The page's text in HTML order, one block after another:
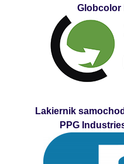
Globcolor
Lakiernik
PPG